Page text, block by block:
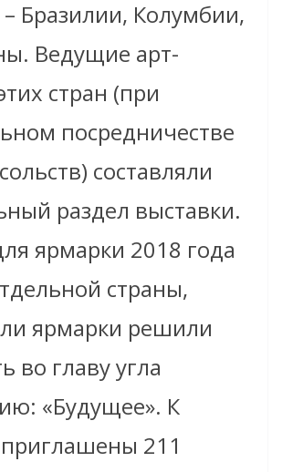
Бразилии, Колумбии,
Ведущие арт-
стран (при
посредничестве
составляли
раздел выставки.
ярмарки 2018 года
страны,
ярмарки решили
во главу угла
«Будущее». К
211